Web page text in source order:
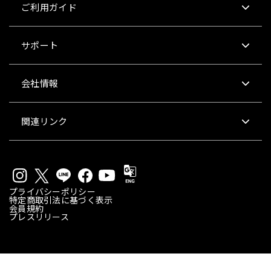
ご利用ガイド
サポート
会社情報
関連リンク
プライバシーポリシー
特定商取引法に基づく表示
会員規約
プレスリリース